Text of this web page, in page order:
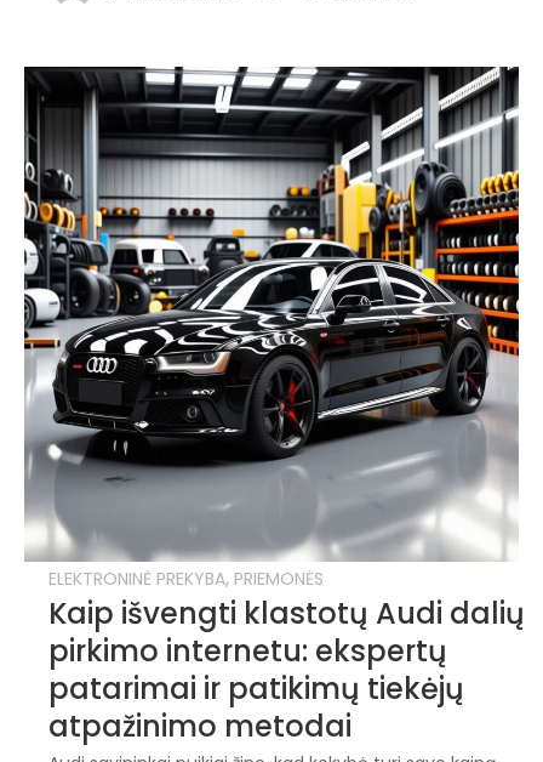
ELEKTRONINĖ PREKYBA, PRIEMONĖS
Kaip išvengti klastotų Audi dalių
pirkimo internetu: ekspertų
patarimai ir patikimų tiekėjų
atpažinimo metodai